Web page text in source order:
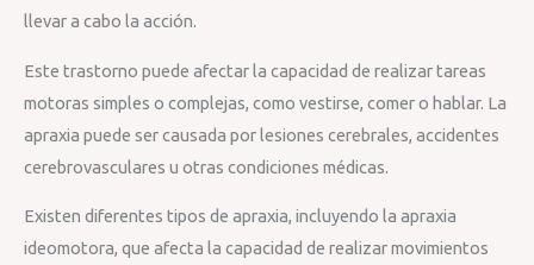
llevar a cabo la acción.
Este trastorno puede afectar la capacidad de realizar tareas
motoras simples o complejas, como vestirse, comer o hablar. La
apraxia puede ser causada por lesiones cerebrales, accidentes
cerebrovasculares u otras condiciones médicas.
Existen diferentes tipos de apraxia, incluyendo la apraxia
ideomotora, que afecta la capacidad de realizar movimientos